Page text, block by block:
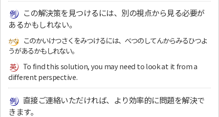
この解決策を見つけるには、別の視点から見る必要が
あるかもしれない。
このかいけつさくをみつけるには、べつのしてんからみるひつよ
うがあるかもしれない。
To find this solution, you may need to look at it from a
different perspective.
直接ご連絡いただければ、より効率的に問題を解決で
きます。